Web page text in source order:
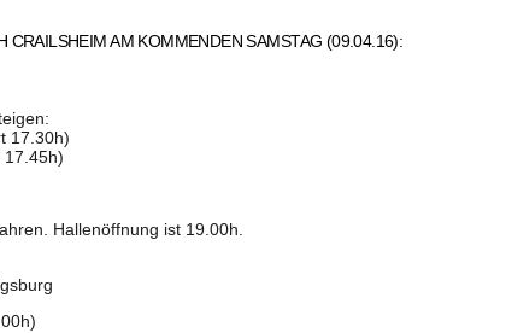
CRAILSHEIM AM KOMMENDEN SAMSTAG (09.04.16):
17.30h)
17.45h)
Hallenöffnung ist 19.00h.